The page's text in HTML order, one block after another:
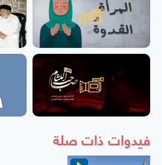
فيدوات ذات صلة